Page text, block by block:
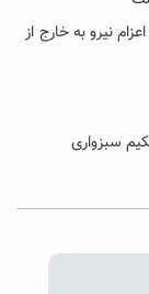
نیرو به خارج از
سبزواری